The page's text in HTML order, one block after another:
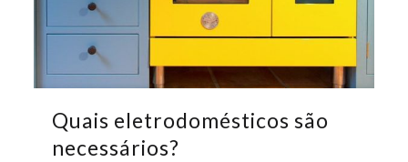
Quais eletrodomésticos são
necessários?